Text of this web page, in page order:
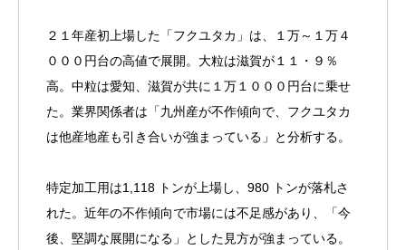
２１年産初上場した「フクユタカ」は、１万～１万４
０００円台の高値で展開。大粒は滋賀が１１・９％
高。中粒は愛知、滋賀が共に１万１０００円台に乗せ
た。業界関係者は「九州産が不作傾向で、フクユタカ
は他産地産も引き合いが強まっている」と分析する。
特定加工用は1,118 トンが上場し、980 トンが落札さ
れた。近年の不作傾向で市場には不足感があり、「今
後、堅調な展開になる」とした見方が強まっている。